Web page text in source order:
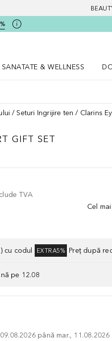
SANATATE & WELLNESS
Seturi Ingrijire ten Clarins
GIFT SET
Cel
TVA
cu codul EXTRA5% Preț după
pe 12.08
până mar., 11.08.2026